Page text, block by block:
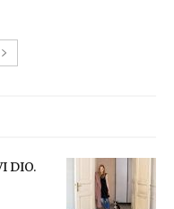
DIO.